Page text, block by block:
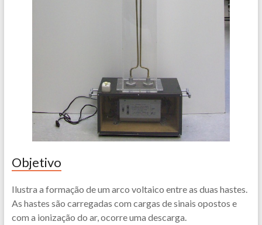
Objetivo
Ilustra a formação de um arco voltaico entre as duas hastes.
As hastes são carregadas com cargas de sinais opostos e
com a ionização do ar, ocorre uma descarga.